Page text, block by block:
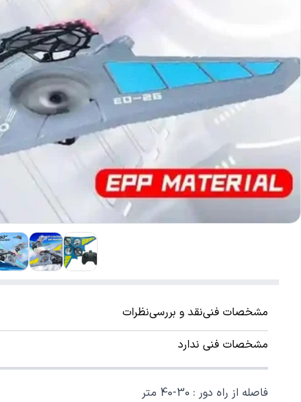
مشخصات فنینقد و بررسینظرات
مشخصات فنی ندارد
فاصله از راه دور : 30-40 متر